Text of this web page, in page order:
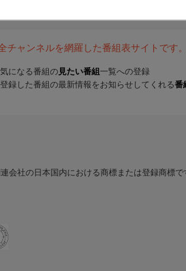
ャンネルを網羅した番組表サイトです。
気になる番組の 見たい番組 一覧への登録
登録した番組の最新情報をお知らせしてくれる番
会社の日本国内における商標または登録商標で